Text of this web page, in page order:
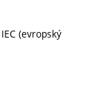
(evropský